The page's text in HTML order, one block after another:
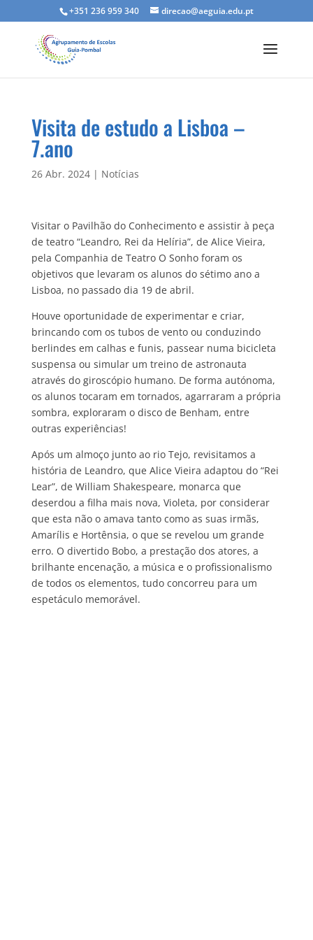
+351 236 959 340 direcao@aeguia.edu.pt
Visita de estudo a Lisboa –
7.ano
26 Abr. 2024| Notícias
Visitar o Pavilhão do Conhecimento e assistir à peça
de teatro “Leandro, Rei da Helíria”, de Alice Vieira,
pela Companhia de Teatro O Sonho foram os
objetivos que levaram os alunos do sétimo ano a
Lisboa, no passado dia 19 de abril.
Houve oportunidade de experimentar e criar,
brincando com os tubos de vento ou conduzindo
berlindes em calhas e funis, passear numa bicicleta
suspensa ou simular um treino de astronauta
através do giroscópio humano. De forma autónoma,
os alunos tocaram em tornados, agarraram a própria
sombra, exploraram o disco de Benham, entre
outras experiências!
Após um almoço junto ao rio Tejo, revisitamos a
história de Leandro, que Alice Vieira adaptou do “Rei
Lear”, de William Shakespeare, monarca que
deserdou a filha mais nova, Violeta, por considerar
que esta não o amava tanto como as suas irmãs,
Amarílis e Hortênsia, o que se revelou um grande
erro. O divertido Bobo, a prestação dos atores, a
brilhante encenação, a música e o profissionalismo
de todos os elementos, tudo concorreu para um
espetáculo memorável.